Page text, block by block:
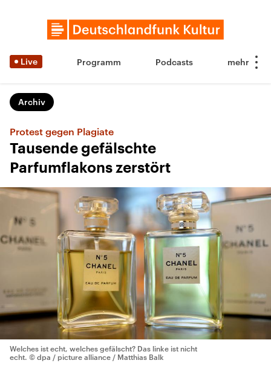
Live Programm Podcasts
Archiv
Protest gegen Plagiate
Tausende gefälschte
Parfumflakons zerstört
Welches ist echt, welches gefälscht? Das linke ist nicht
echt. © dpa / picture alliance / Matthias Balk